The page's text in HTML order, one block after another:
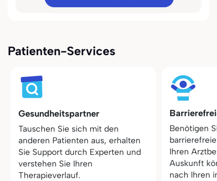
Patienten-Services
Gesundheitspartner
Tauschen Sie sich mit den
anderen Patienten aus, erhalten
Sie Support durch Experten und
verstehen Sie Ihren
Therapieverlauf.
Benötigen
Ihren
Auskunft
nach Ihren